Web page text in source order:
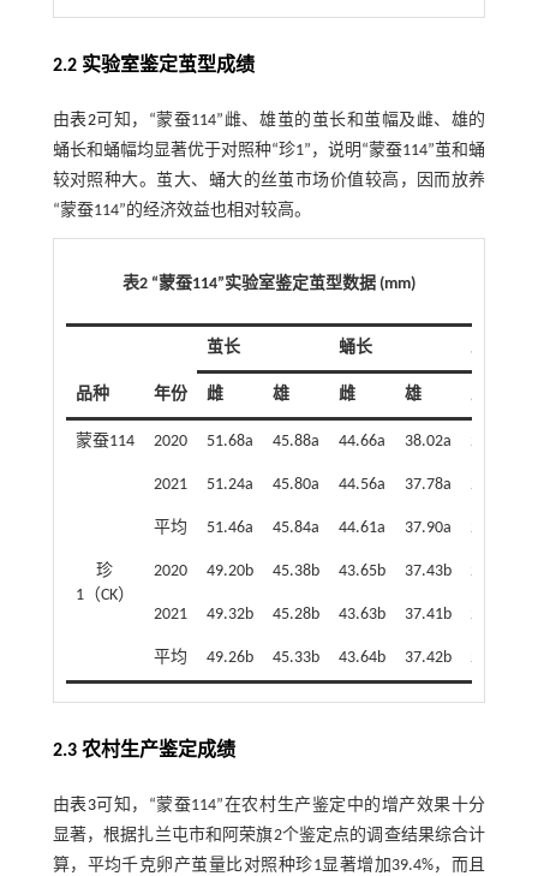
2.2 实验室鉴定茧型成绩
由表2可知，“蒙蚕114”雌、雄茧的茧长和茧幅及雌、雄的
蛹长和蛹幅均显著优于对照种“珍1”，说明“蒙蚕114”茧和蛹
较对照种大。茧大、蛹大的丝茧市场价值较高，因而放养
“蒙蚕114”的经济效益也相对较高。
表2 “蒙蚕114”实验室鉴定茧型数据 (mm)
品种 年份
茧长 蛹长 蛹幅
雌 雄 雌 雄 雌
蒙蚕114 2020 51.68a 45.88a 44.66a 38.02a 21.05a
2021 51.24a 45.80a 44.56a 37.78a 20.95a
平均 51.46a 45.84a 44.61a 37.90a 21.00a
珍
1（CK）
2020 49.20b 45.38b 43.65b 37.43b 20.42b
2021 49.32b 45.28b 43.63b 37.41b 20.34b
平均 49.26b 45.33b 43.64b 37.42b 20.38b
2.3 农村生产鉴定成绩
由表3可知，“蒙蚕114”在农村生产鉴定中的增产效果十分
显著，根据扎兰屯市和阿荣旗2个鉴定点的调查结果综合计
算，平均千克卵产茧量比对照种珍1显著增加39.4%，而且